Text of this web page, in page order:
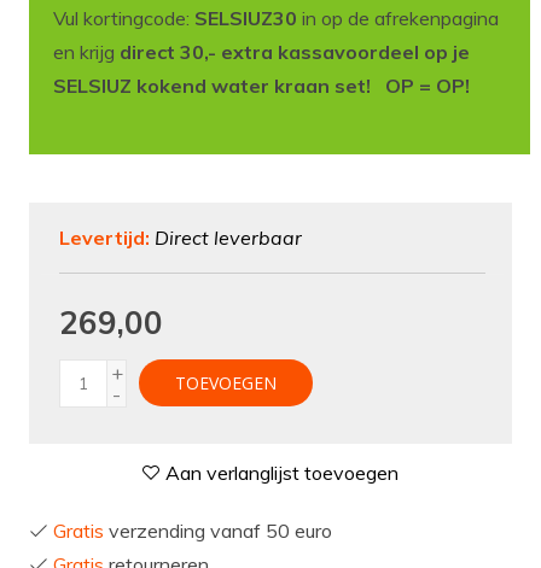
Vul kortingcode: SELSIUZ30 in op de afrekenpagina
en krijg direct 30,- extra kassavoordeel op je
SELSIUZ kokend water kraan set! OP = OP!
Levertijd: Direct leverbaar
269,00
+
-
TOEVOEGEN
Aan verlanglijst toevoegen
Gratis verzending vanaf 50 euro